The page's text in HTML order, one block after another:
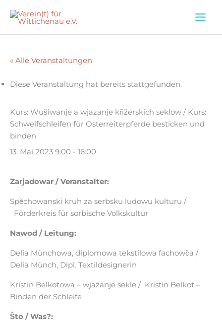
Inhalt
« Alle Veranstaltungen
Diese Veranstaltung hat bereits stattgefunden.
Kurs: Wušiwanje a wjazanje křižerskich seklow / Kurs:
Schweifschleifen für Osterreiterpferde besticken und
binden
13. Mai 2023 9:00 - 16:00
Zarjadowar / Veranstalter:
Spěchowanski kruh za serbsku ludowu kulturu /
Förderkreis für sorbische Volkskultur
Nawod / Leitung:
Delia Münchowa, diplomowa tekstilowa fachowča /
Delia Münch, Dipl. Textildesignerin
Kristin Belkotowa – wjazanje sekle / Kristin Belkot –
Binden der Schleife
Što / Was?: